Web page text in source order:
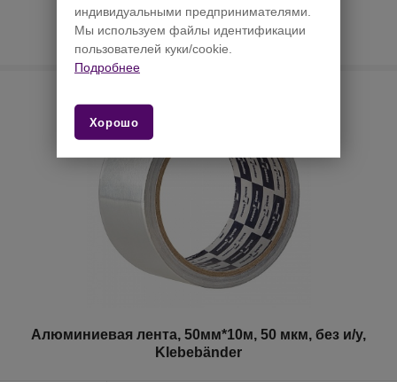
необходимо
Авторизоваться на сайте
Алюминиевая лента, 50мм*10м, 50 мкм, без и/у,
Klebebänder
индивидуальными предпринимателями.
Мы используем файлы идентификации
пользователей куки/cookie.
Подробнее
Хорошо